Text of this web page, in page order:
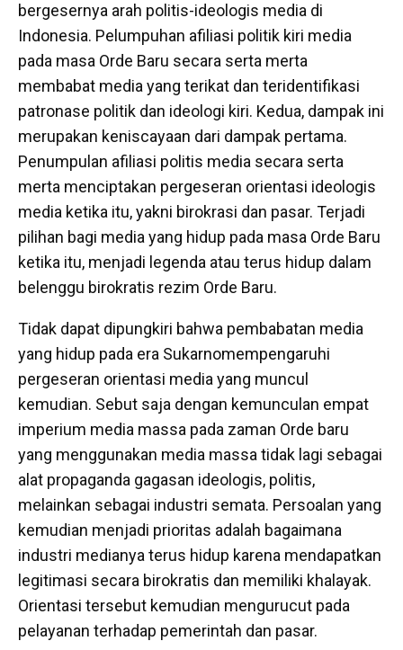
bergesernya arah politis-ideologis media di
Indonesia. Pelumpuhan afiliasi politik kiri media
pada masa Orde Baru secara serta merta
membabat media yang terikat dan teridentifikasi
patronase politik dan ideologi kiri. Kedua, dampak ini
merupakan keniscayaan dari dampak pertama.
Penumpulan afiliasi politis media secara serta
merta menciptakan pergeseran orientasi ideologis
media ketika itu, yakni birokrasi dan pasar. Terjadi
pilihan bagi media yang hidup pada masa Orde Baru
ketika itu, menjadi legenda atau terus hidup dalam
belenggu birokratis rezim Orde Baru.
Tidak dapat dipungkiri bahwa pembabatan media
yang hidup pada era Sukarnomempengaruhi
pergeseran orientasi media yang muncul
kemudian. Sebut saja dengan kemunculan empat
imperium media massa pada zaman Orde baru
yang menggunakan media massa tidak lagi sebagai
alat propaganda gagasan ideologis, politis,
melainkan sebagai industri semata. Persoalan yang
kemudian menjadi prioritas adalah bagaimana
industri medianya terus hidup karena mendapatkan
legitimasi secara birokratis dan memiliki khalayak.
Orientasi tersebut kemudian mengurucut pada
pelayanan terhadap pemerintah dan pasar.